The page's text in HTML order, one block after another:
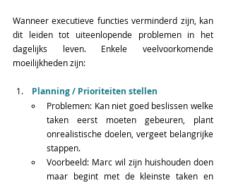
Wanneer executieve functies verminderd zijn, kan
dit leiden tot uiteenlopende problemen in het
dagelijks leven. Enkele veelvoorkomende
moeilijkheden zijn:
Planning / Prioriteiten stellen
Problemen: Kan niet goed beslissen welke
taken eerst moeten gebeuren, plant
onrealistische doelen, vergeet belangrijke
stappen.
Voorbeeld: Marc wil zijn huishouden doen
maar begint met de kleinste taken en